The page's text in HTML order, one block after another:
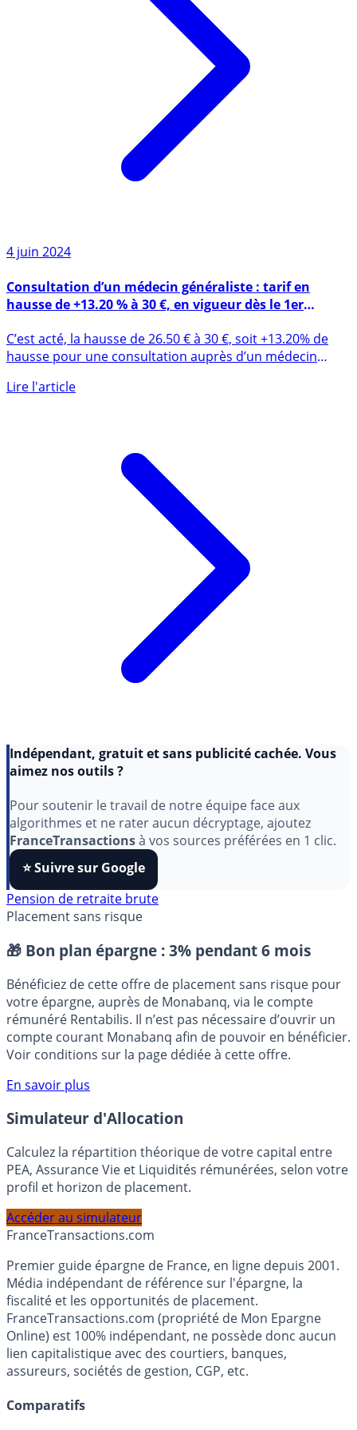
4 juin 2024
Consultation d’un médecin généraliste : tarif en
hausse de +13.20 % à 30 €, en vigueur dès le 1er
décembre 2024
C’est acté, la hausse de 26.50 € à 30 €, soit +13.20% de
hausse pour une consultation auprès d’un médecin
généraliste (...)
Lire l'article
Indépendant, gratuit et sans publicité cachée. Vous
aimez nos outils ?
Pour soutenir le travail de notre équipe face aux
algorithmes et ne rater aucun décryptage, ajoutez
FranceTransactionsà vos sources préférées en 1 clic.
⭐️ Suivre sur Google
Pension de retraite brute
Placement sans risque
🎁 Bon plan épargne : 3% pendant 6 mois
Bénéficiez de cette offre de placement sans risque pour
votre épargne, auprès de Monabanq, via le compte
rémunéré Rentabilis. Il n’est pas nécessaire d’ouvrir un
compte courant Monabanq afin de pouvoir en bénéficier.
Voir conditions sur la page dédiée à cette offre.
En savoir plus
Simulateur d'Allocation
Calculez la répartition théorique de votre capital entre
PEA, Assurance Vie et Liquidités rémunérées, selon votre
profil et horizon de placement.
Accéder au simulateur
FranceTransactions.com
Premier guide épargne de France, en ligne depuis 2001.
Média indépendant de référence sur l'épargne, la
fiscalité et les opportunités de placement.
FranceTransactions.com (propriété de Mon Epargne
Online) est 100% indépendant, ne possède donc aucun
lien capitalistique avec des courtiers, banques,
assureurs, sociétés de gestion, CGP, etc.
Comparatifs